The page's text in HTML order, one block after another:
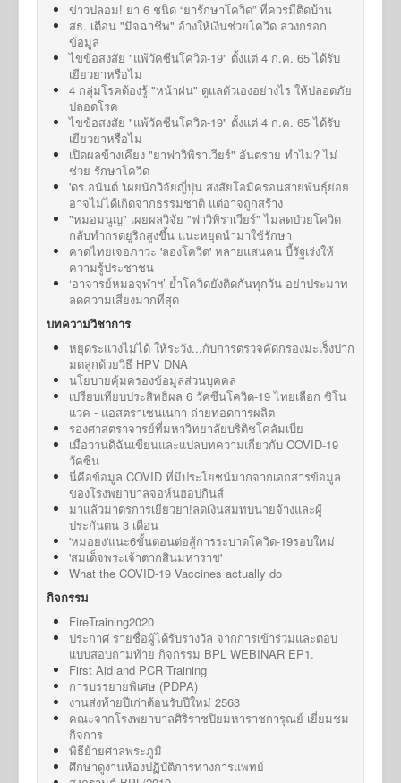
ข่าวปลอม! ยา 6 ชนิด “ยารักษาโควิด” ที่ควรมีติดบ้าน
สธ. เตือน "มิจฉาชีพ" อ้างให้เงินช่วยโควิด ลวงกรอก
ข้อมูล
ไขข้อสงสัย "แพ้วัคซีนโควิด-19" ตั้งแต่ 4 ก.ค. 65 ได้รับ
เยียวยาหรือไม่
4 กลุ่มโรคต้องรู้ "หน้าฝน" ดูแลตัวเองอย่างไร ให้ปลอดภัย
ปลอดโรค
ไขข้อสงสัย "แพ้วัคซีนโควิด-19" ตั้งแต่ 4 ก.ค. 65 ได้รับ
เยียวยาหรือไม่
เปิดผลข้างเคียง "ยาฟาวิพิราเวียร์" อันตราย ทำไม? ไม่
ช่วย รักษาโควิด
'ดร.อนันต์ 'เผยนักวิจัยญี่ปุ่น สงสัยโอมิครอนสายพันธุ์ย่อย
อาจไม่ได้เกิดจากธรรมชาติ แต่อาจถูกสร้าง
"หมอมนูญ" เผยผลวิจัย "ฟาวิพิราเวียร์" ไม่ลดป่วยโควิด
กลับทำกรดยูริกสูงขึ้น แนะหยุดนำมาใช้รักษา
คาดไทยเจอภาวะ 'ลองโควิด' หลายแสนคน บี้รัฐเร่งให้
ความรู้ประชาชน
‘อาจารย์หมอจุฬาฯ’ ย้ำโควิดยังติดกันทุกวัน อย่าประมาท
ลดความเสี่ยงมากที่สุด
บทความวิชาการ
หยุดระแวงไม่ได้ ให้ระวัง...กับการตรวจคัดกรองมะเร็งปาก
มดลูกด้วยวิธี HPV DNA
นโยบายคุ้มครองข้อมูลส่วนบุคคล
เปรียบเทียบประสิทธิผล 6 วัคซีนโควิด-19 ไทยเลือก ซิโน
แวค - แอสตราเซนเนกา ถ่ายทอดการผลิต
รองศาสตราจารย์ที่มหาวิทยาลัยบริติชโคลัมเบีย
เมื่อวานดิฉันเขียนและแปลบทความเกี่ยวกับ COVID-19
วัคซีน
นี่คือข้อมูล COVID ที่มีประโยชน์มากจากเอกสารข้อมูล
ของโรงพยาบาลจอห์นฮอปกินส์
มาแล้วมาตรการเยียวยา!ลดเงินสมทบนายจ้างและผู้
ประกันตน 3 เดือน
'หมอยง'แนะ6ขั้นตอนต่อสู้การระบาดโควิด-19รอบใหม่
'สมเด็จพระเจ้าตากสินมหาราช'
What the COVID-19 Vaccines actually do
กิจกรรม
FireTraining2020
ประกาศ รายชื่อผู้ได้รับรางวัล จากการเข้าร่วมและตอบ
แบบสอบถามท้าย กิจกรรม BPL WEBINAR EP1.
First Aid and PCR Training
การบรรยายพิเศษ (PDPA)
งานส่งท้ายปีเก่าต้อนรับปีใหม่ 2563
คณะจากโรงพยาบาลศิริราชปิยมหาราชการุณย์ เยี่ยมชม
กิจการ
พิธีย้ายศาลพระภูมิ
ศึกษาดูงานห้องปฏิบัติการทางการแพทย์